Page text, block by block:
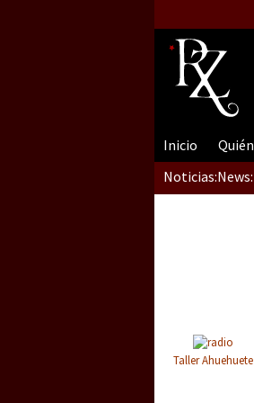
Inicio
Noticias:News:
Taller Ahuehuete